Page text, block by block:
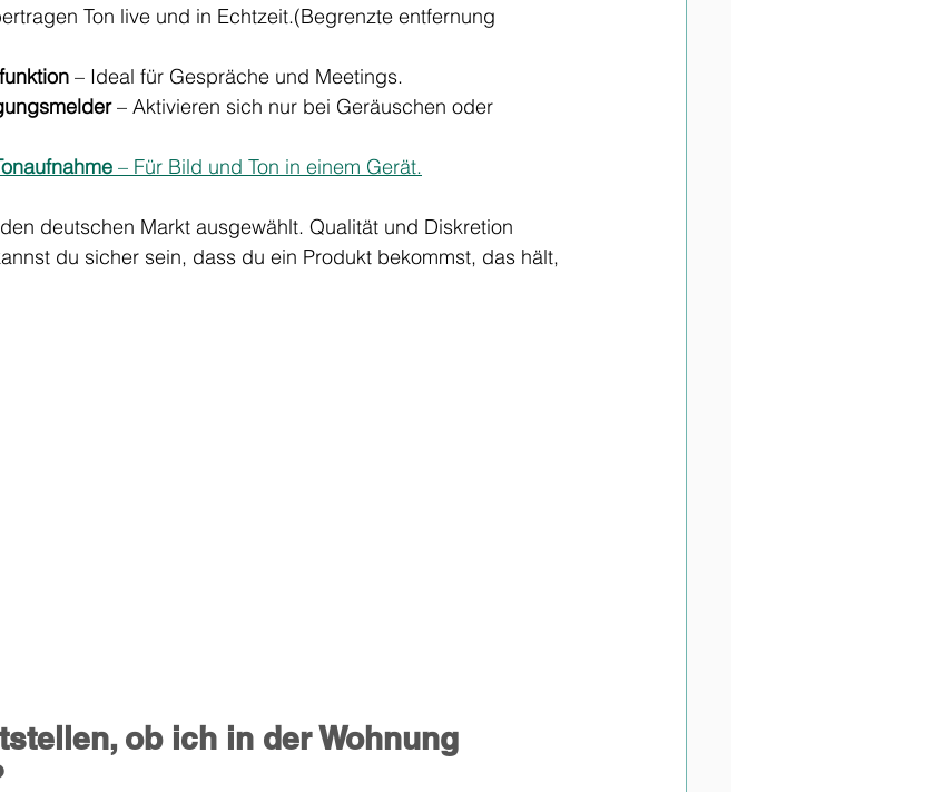
Ton live und in Echtzeit.(Begrenzte entfernung
– Ideal für Gespräche und Meetings.
– Aktivieren sich nur bei Geräuschen oder
– Für Bild und Ton in einem Gerät.
deutschen Markt ausgewählt. Qualität und Diskretion
du sicher sein, dass du ein Produkt bekommst, das hält,
ob ich in der Wohnung